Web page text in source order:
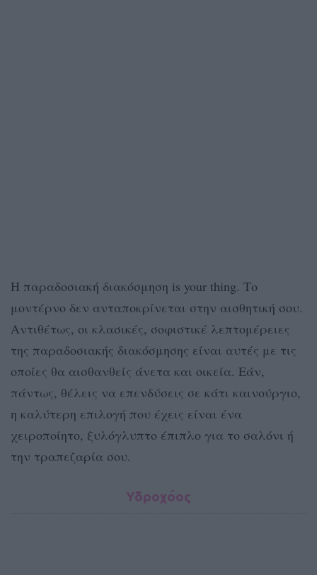
Η παραδοσιακή διακόσμηση is your thing. Το
μοντέρνο δεν ανταποκρίνεται στην αισθητική σου.
Αντιθέτως, οι κλασικές, σοφιστικέ λεπτομέρειες
της παραδοσιακής διακόσμησης είναι αυτές με τις
οποίες θα αισθανθείς άνετα και οικεία. Εάν,
πάντως, θέλεις να επενδύσεις σε κάτι καινούργιο,
η καλύτερη επιλογή που έχεις είναι ένα
χειροποίητο, ξυλόγλυπτο έπιπλο για το σαλόνι ή
την τραπεζαρία σου.
Υδροχόος